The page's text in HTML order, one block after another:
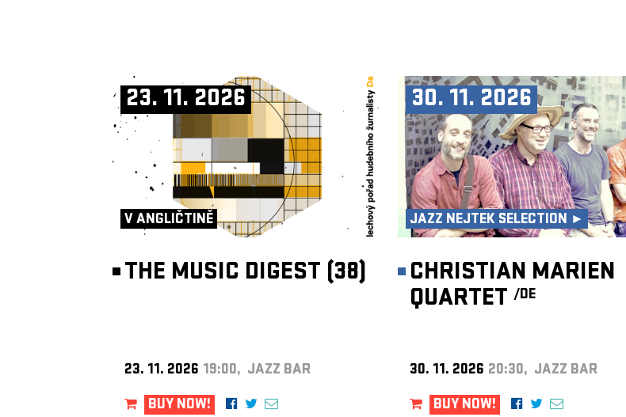
23. 11. 2026
V ANGLIČTINĚ
THE MUSIC DIGEST (38)
23. 11. 2026 19:00, JAZZ BAR
BUY NOW!
30. 11. 2026
JAZZ NEJTEK SELECTION ►
CHRISTIAN MARIEN
QUARTET /DE
30. 11. 2026 20:30, JAZZ BAR
BUY NOW!